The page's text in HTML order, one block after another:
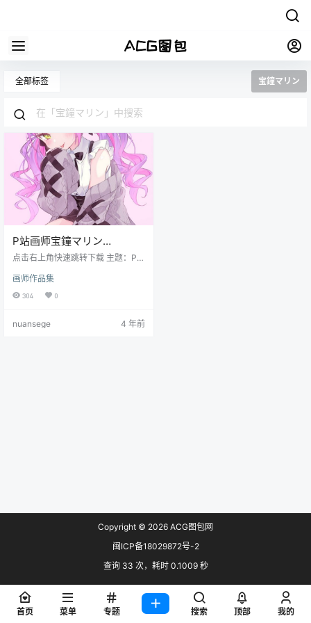
全部标签 宝鐘マリン
P站画师宝鐘マリン
(id43505343)原画插画作品
点击右上角快速跳转下载 主题：P站
插画作品合集动漫高清壁纸 格式：J
PG/PNG 数量：16P（持续更新中）
画师作品集
304 0
nuansege 4 年前
Copyright © 2026 ACG图包网
闽ICP备18029872号-2
查询 33 次，耗时 0.1009 秒
首页 菜单 专题 搜索 顶部 我的